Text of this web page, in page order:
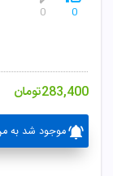
0
0
283,400تومان
موجود شد به